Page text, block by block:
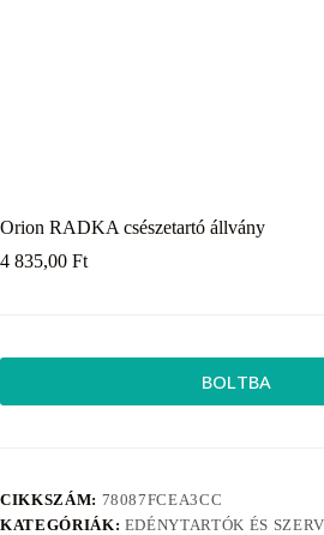
Orion RADKA csészetartó állvány
4 835,00 Ft
BOLTBA
CIKKSZÁM: 78087FCEA3CC
KATEGÓRIÁK: EDÉNYTARTÓK ÉS